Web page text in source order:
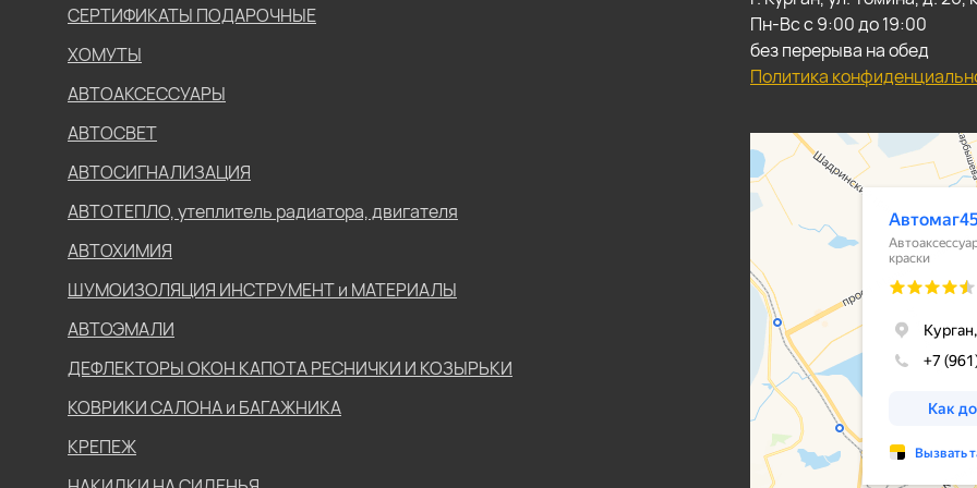
СЕРТИФИКАТЫ ПОДАРОЧНЫЕ
ХОМУТЫ
АВТОАКСЕССУАРЫ
АВТОСВЕТ
АВТОСИГНАЛИЗАЦИЯ
АВТОТЕПЛО, утеплитель радиатора, двигателя
АВТОХИМИЯ
ШУМОИЗОЛЯЦИЯ ИНСТРУМЕНТ и МАТЕРИАЛЫ
АВТОЭМАЛИ
ДЕФЛЕКТОРЫ ОКОН КАПОТА РЕСНИЧКИ И КОЗЫРЬКИ
КОВРИКИ САЛОНА и БАГАЖНИКА
КРЕПЕЖ
Пн-Вс с 9:00 до 19:00
без перерыва на обед
Политика